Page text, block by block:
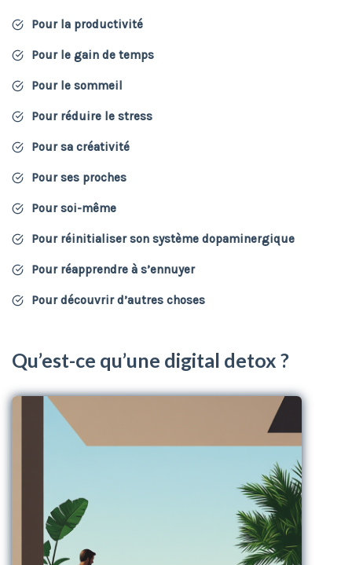
Pour la productivité
Pour le gain de temps
Pour le sommeil
Pour réduire le stress
Pour sa créativité
Pour ses proches
Pour soi-même
Pour réinitialiser son système dopaminergique
Pour réapprendre à s’ennuyer
Pour découvrir d’autres choses
Qu’est-ce qu’une digital detox ?